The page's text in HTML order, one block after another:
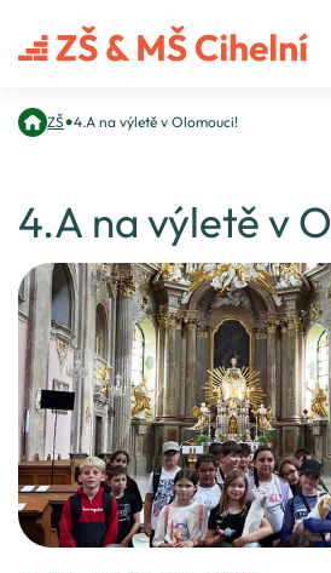
ZŠ•4.A na výletě v Olomouci!
4.A na výletě v